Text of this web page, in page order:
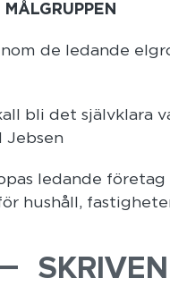
de ledande
bli det självklara
Jebsen
ledande
hushåll,